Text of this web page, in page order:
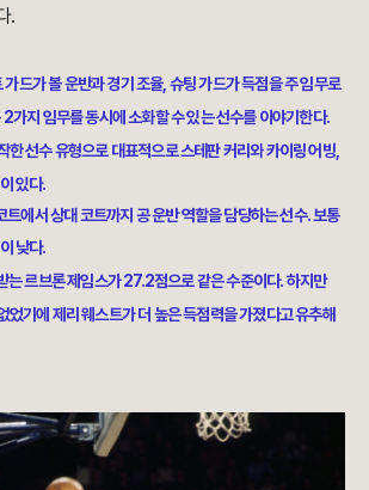
.
드가 볼 운반과 경기 조율, 슈팅 가드가 득점을 주 임무로
가지 임무를 동시에 소화할 수 있는 선수를 이야기한다.
선수 유형으로 대표적으로 스테판 커리와 카이링 어빙,
있다.
에서 상대 코트까지 공 운반 역할을 담당하는 선수. 보통
낮다.
는 르브론 제임스가 27.2점으로 같은 수준이다. 하지만
었기에 제리 웨스트가 더 높은 득점력을 가졌다고 유추해